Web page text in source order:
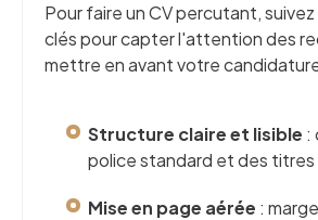
Pour faire un CV percutant,
clés pour capter l'attention des
mettre en avant votre
Structure claire et lisible :
police standard et des titres
Mise en page aérée :